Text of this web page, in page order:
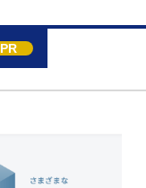
PR